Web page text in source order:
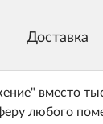
Доставка
вместо
любого